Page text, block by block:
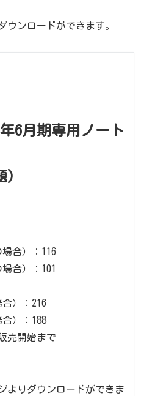
ウンロードができます。
6月期専用ノート
合）：116
合）：101
）：216
）：188
売開始まで
よりダウンロードができま